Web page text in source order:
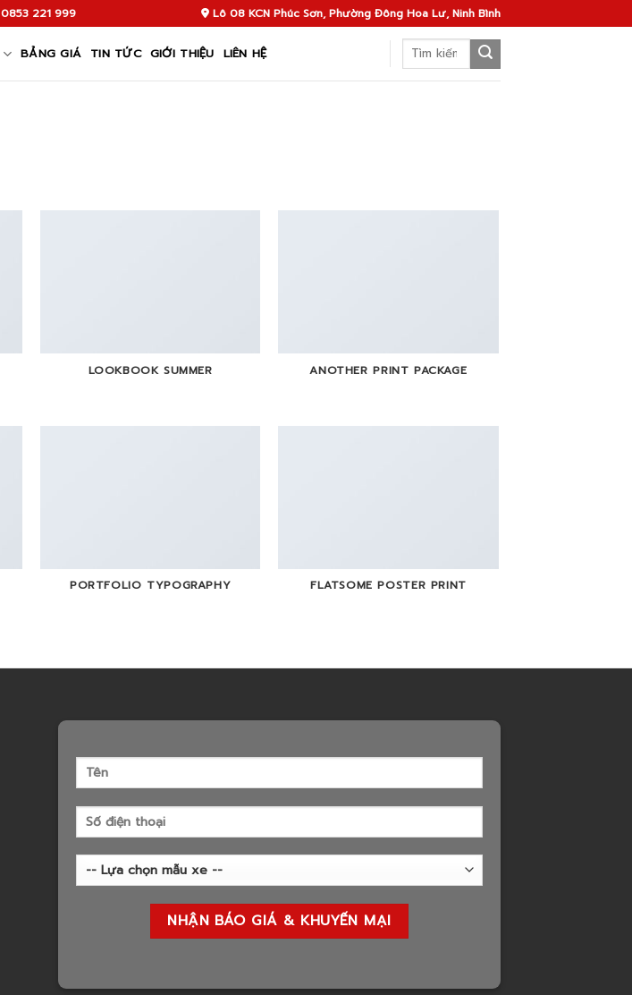
0853 221 999 Lô 08 KCN Phúc Sơn, Phường Đông Hoa Lư, Ninh Bình
BẢNG GIÁ TIN TỨC GIỚI THIỆU LIÊN HỆ
Search
LOOKBOOK SUMMER ANOTHER PRINT PACKAGE
PORTFOLIO TYPOGRAPHY FLATSOME POSTER PRINT